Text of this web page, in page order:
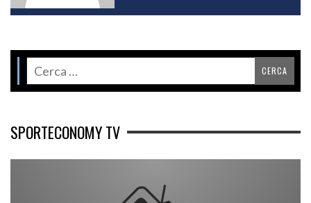
SPORTECONOMY TV